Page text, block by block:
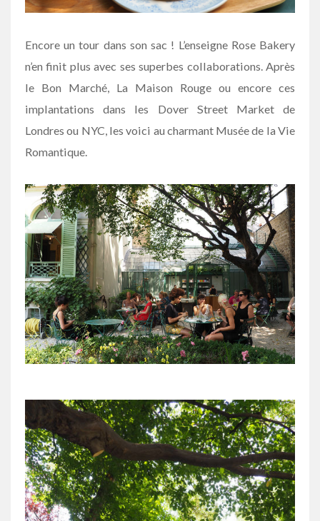
Encore un tour dans son sac ! L’enseigne Rose Bakery
n’en finit plus avec ses superbes collaborations. Après
le Bon Marché, La Maison Rouge ou encore ces
implantations dans les Dover Street Market de
Londres ou NYC, les voici au charmant Musée de la Vie
Romantique.